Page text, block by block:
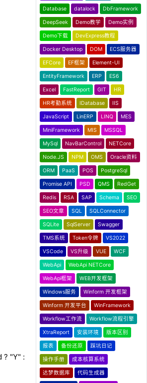
? "Y" :
Database datalock DbFramework
DeepSeek Demo教学 Demo实例
Demo下载 DevExpress教程
Docker Desktop DOM ECS服务器
EFCore EF框架 Element-UI
EntityFramework ERP ES6
Excel FastReport GIT HR
HR考勤系统 IDatabase IIS
JavaScript LinERP LINQ MES
MiniFramework MIS MSSQL
MySql NavBarControl NETCore
Node.JS NPM OMS Oracle资料
ORM PaaS POS PostgreSql
Promise API PSD QMS RedGet
Redis RSA SAP Schema SEO
SEO文章 SQL SQLConnector
SQLite SqlServer Swagger
TMS系统 Token令牌 VS2022
VSCode VS升级 VUE WCF
WebApi WebApi NETCore
WebApi框架 WEB开发框架
Windows服务 Winform 开发框架
Winform 开发平台 WinFramework
Workflow工作流 Workflow流程引擎
XtraReport 安装环境 版本区别
报表 备份还原 踩坑日记
操作手册 成本核算系统
达梦数据库 代码生成器